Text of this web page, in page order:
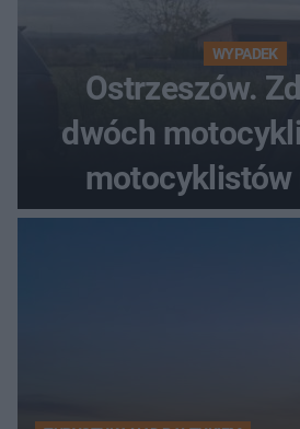
WYPADEK
Ostrzeszów.
dwóch
motocyklistów